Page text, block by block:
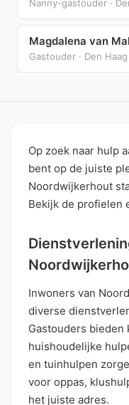
Nanny-gastouder ·
Magdalena van
Gastouder · Den Haag
Op zoek naar hulp
bent op de juiste
Noordwijkerhout
Bekijk de profielen
Inwoners van
diverse
Gastouders bieden
huishoudelijke
en tuinhulpen
voor oppas,
het juiste adres.